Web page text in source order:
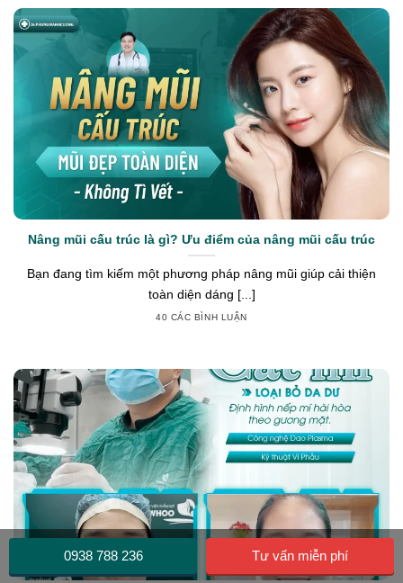
Nâng mũi cấu trúc là gì? Ưu điểm của nâng mũi cấu trúc
Bạn đang tìm kiếm một phương pháp nâng mũi giúp cải thiện
toàn diện dáng [...]
40 CÁC BÌNH LUẬN
0938 788 236 Tư vấn miễn phí